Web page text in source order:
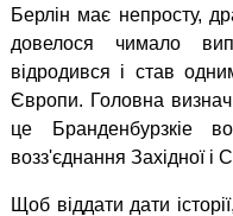
Берлін має непросту,
довелося чимало
відродився і став
Європи. Головна
це Бранденбурзкіе
возз'єднання Західної і
Щоб віддати дати